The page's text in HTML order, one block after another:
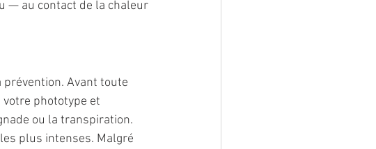
— au contact de la chaleur
Avant toute
votre phototype et
ou la transpiration.
plus intenses. Malgré